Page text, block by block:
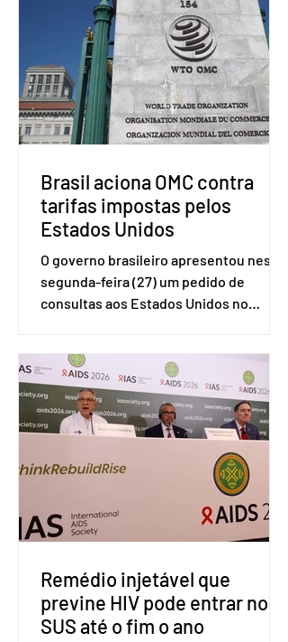
Brasil aciona OMC contra
tarifas impostas pelos
Estados Unidos
O governo brasileiro apresentou nesta
segunda-feira (27) um pedido de
consultas aos Estados Unidos no
(OMC), contestando duas medidas
tarifárias adotadas pelo país norte-
americano com base na Seção 301 da
Lei de Comércio de 1974. Segundo nota
divulgada pelo Ministério das Relações
Exteriores, o Brasil considera que as
incompatíveis com as obrigações
assumidas pelos Estados Unid
Remédio injetável que
previne HIV pode entrar no
SUS até o fim o ano